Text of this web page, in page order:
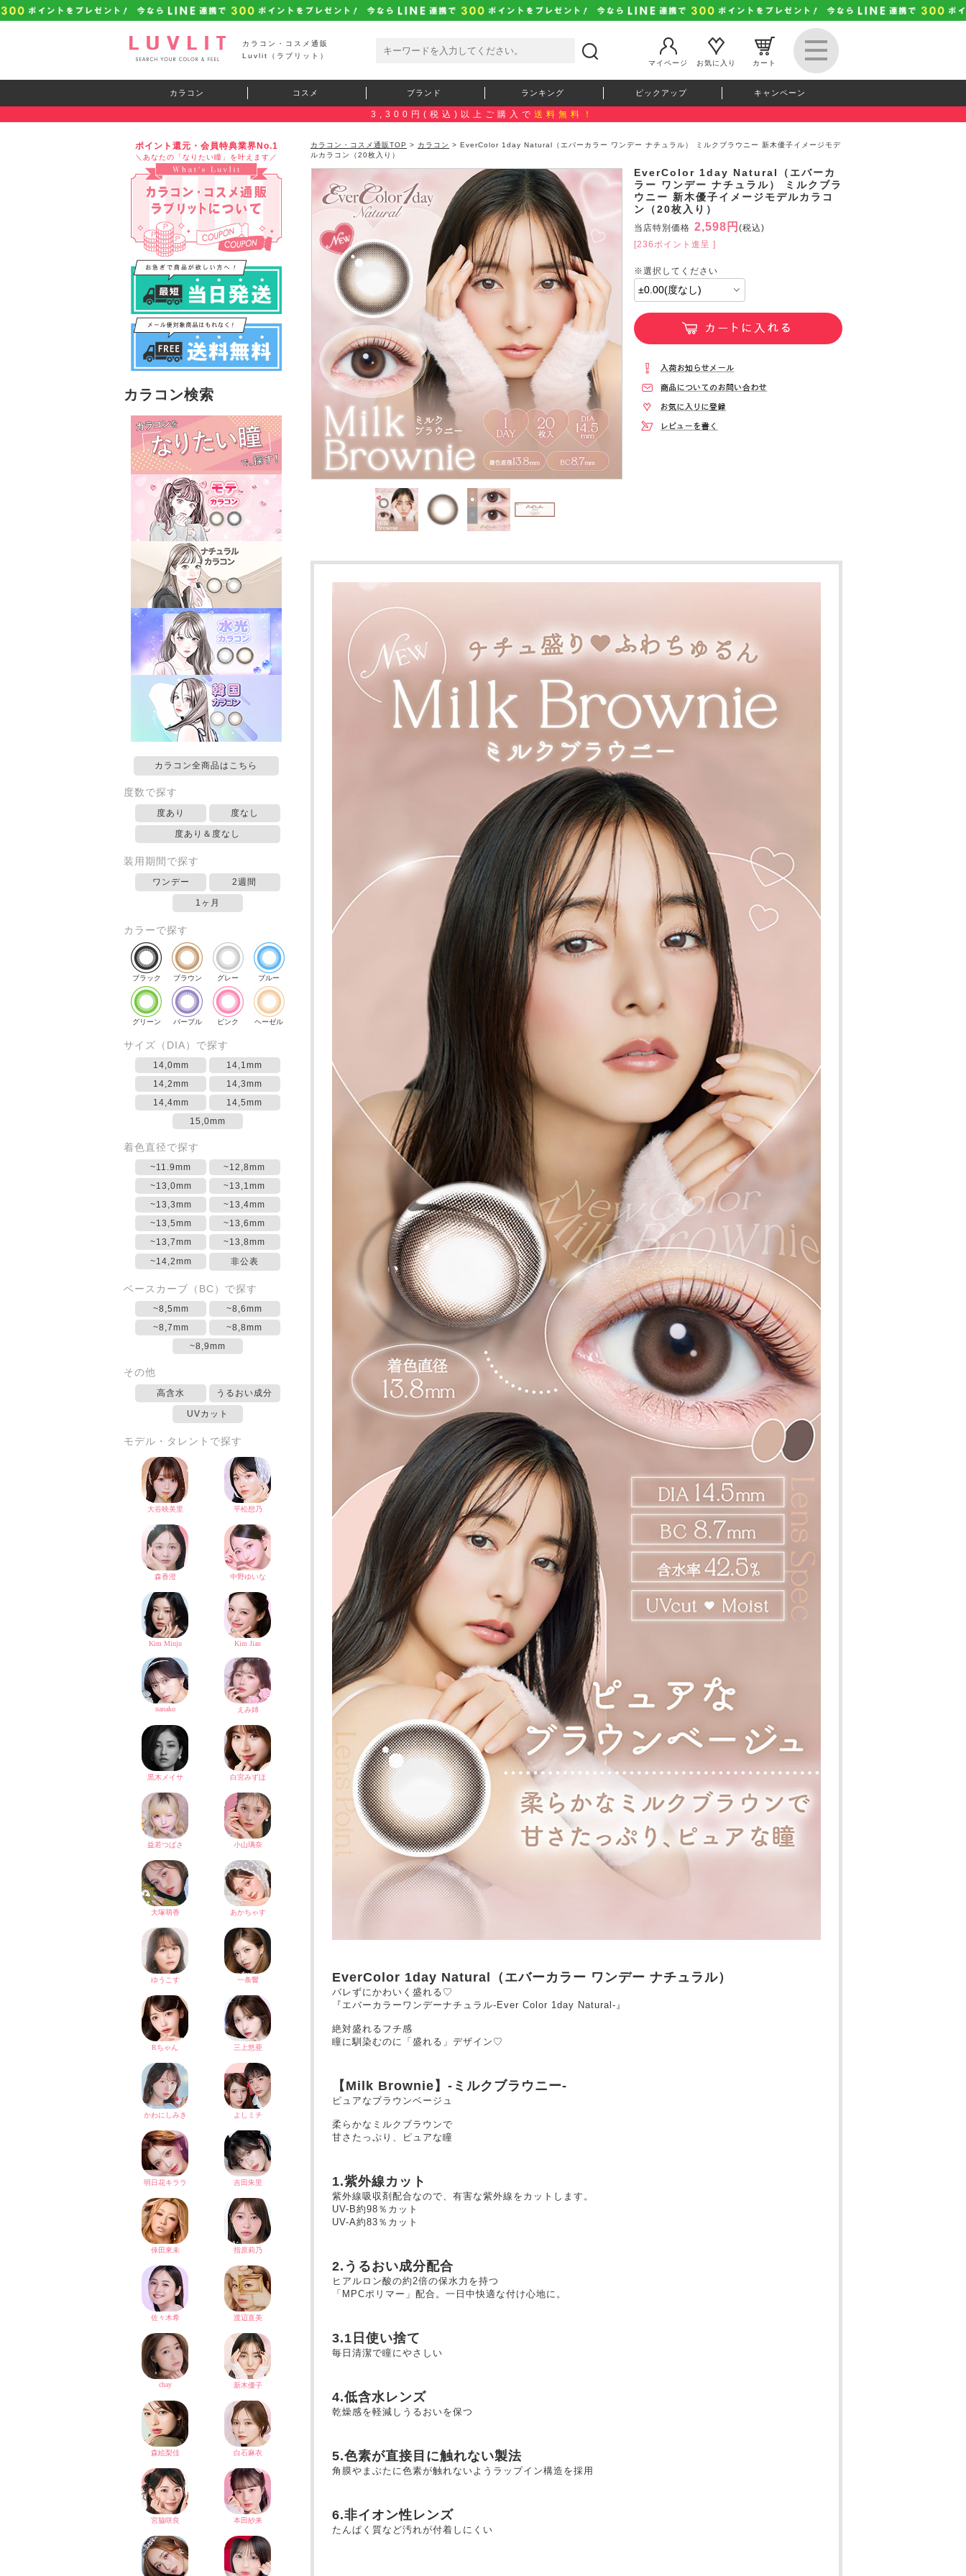
カラコン・コスメ通販
Luvlit（ラブリット）
マイページ
お気に入り カート
カラコン コスメ ブランド ランキング ピックアップ キャンペーン
3,300円(税込)以上ご購入で 送料無料！
ポイント還元・会員特典業界No.1
＼あなたの「なりたい瞳」を叶えます／
カラコン検索
カラコン全商品はこちら
度数で探す
度あり 度なし
度あり＆度なし
装用期間で探す
ワンデー 2週間
1ヶ月
カラーで探す
ブラック ブラウン グレー ブルー
グリーン パープル ピンク ヘーゼル
サイズ（DIA）で探す
14,0mm
14,1mm
14,2mm
14,3mm
14,4mm
14,5mm
15,0mm
着色直径で探す
~11.9mm
~12,8mm
~13,0mm
~13,1mm
~13,3mm
~13,4mm
~13,5mm
~13,6mm
~13,7mm
~13,8mm
~14,2mm
非公表
ベースカーブ（BC）で探す
~8,5mm
~8,6mm
~8,7mm
~8,8mm
~8,9mm
その他
高含水 うるおい成分
UVカット
モデル・タレントで探す
カラコン・コスメ通販TOP > カラコン > EverColor 1day Natural（エバーカラー ワンデー ナチュラル） ミルクブラウニー 新木優子イメージモデ
ルカラコン（20枚入り）
EverColor 1day Natural（エバーカ
ラー ワンデー ナチュラル） ミルクブラ
ウニー 新木優子イメージモデルカラコ
ン（20枚入り）
当店特別価格 2,598円 (税込)
[236ポイント進呈 ]
EverColor 1day Natural（エバーカラー ワンデー ナチュラル）
バレずにかわいく盛れる♡
『エバーカラーワンデーナチュラル-Ever Color 1day Natural-』
絶対盛れるフチ感
瞳に馴染むのに「盛れる」デザイン♡
【Milk Brownie】-ミルクブラウニー-
ピュアなブラウンベージュ
柔らかなミルクブラウンで
甘さたっぷり、ピュアな瞳
1.紫外線カット
紫外線吸収剤配合なので、有害な紫外線をカットします。
UV-B約98％カット
UV-A約83％カット
2.うるおい成分配合
ヒアルロン酸の約2倍の保水力を持つ
「MPCポリマー」配合。一日中快適な付け心地に。
3.1日使い捨て
毎日清潔で瞳にやさしい
4.低含水レンズ
乾燥感を軽減しうるおいを保つ
5.色素が直接目に触れない製法
角膜やまぶたに色素が触れないようラップイン構造を採用
6.非イオン性レンズ
たんぱく質など汚れが付着しにくい